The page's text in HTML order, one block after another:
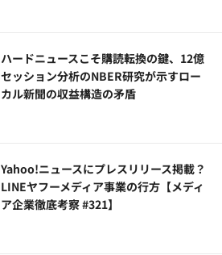
ハードニュースこそ購読転換の鍵、12億
セッション分析のNBER研究が示すロー
カル新聞の収益構造の矛盾
Yahoo!ニュースにプレスリリース掲載？
LINEヤフーメディア事業の行方【メディ
ア企業徹底考察 #321】